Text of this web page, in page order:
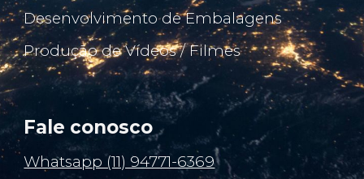
Desenvolvimento de Embalagens
Produção de Vídeos / Filmes
Fale conosco
Whatsapp (11) 94771-6369